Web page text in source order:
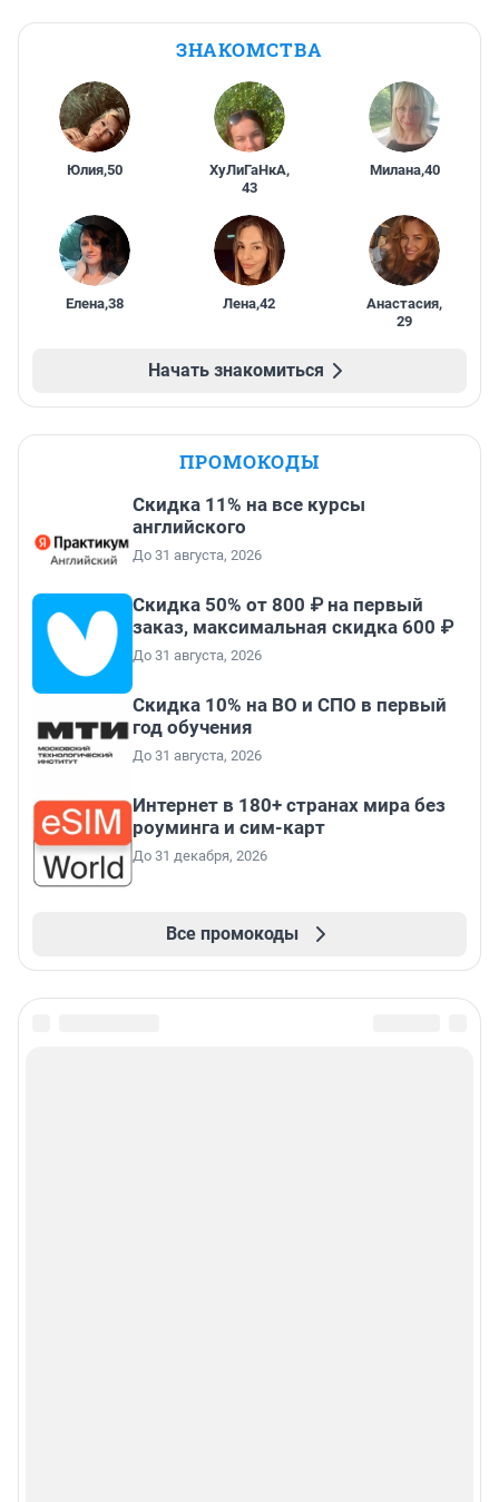
ЗНАКОМСТВА
Юлия,50 ХуЛиГаНкА,
43
Милана,40
Елена,38 Лена,42 Анастасия,
29
Начать знакомиться
ПРОМОКОДЫ
Скидка 11% на все курсы
английского
До 31 августа, 2026
Скидка 50% от 800 ₽ на первый
заказ, максимальная скидка 600 ₽
До 31 августа, 2026
Скидка 10% на ВО и СПО в первый
год обучения
До 31 августа, 2026
Интернет в 180+ странах мира без
роуминга и сим-карт
До 31 декабря, 2026
Все промокоды